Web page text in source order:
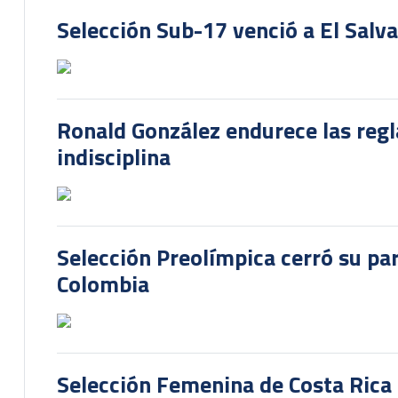
Selección Sub-17 venció a El
Ronald González endurece las
indisciplina
Selección Preolímpica cerró su
Colombia
Selección Femenina de Costa